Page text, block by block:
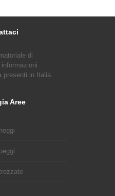
di
presenti in Italia.
Aree